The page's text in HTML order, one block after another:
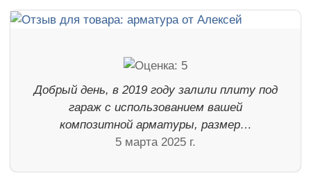
Добрый день, в 2019 году залили плиту под
гараж с использованием вашей
композитной арматуры, размер…
5 марта 2025 г.